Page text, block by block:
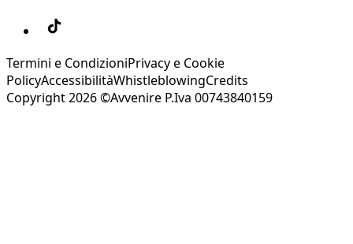
Termini e CondizioniPrivacy e Cookie
PolicyAccessibilitàWhistleblowingCredits
Copyright 2026 ©Avvenire P.Iva 00743840159